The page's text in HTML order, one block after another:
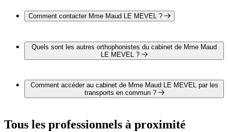
29200 BREST
Comment contacter Mme Maud LE MEVEL ?
téléphone au 02 98 80 25 92.
Quels sont les autres orthophonistes du cabinet de Mme Maud
LE MEVEL ?
Mme Maud LE MEVEL :
Mme Monique LE MERRER-TRÉTOUT
Comment accéder au cabinet de Mme Maud LE MEVEL par les
transports en commun ?
des arrêts suivants :
Bus - Hôpital Morvan
Tous les professionnels à proximité